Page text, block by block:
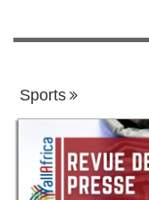
Sports